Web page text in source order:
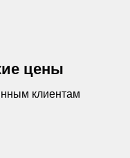
цены
клиентам